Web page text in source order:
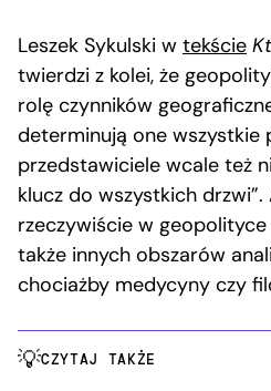
Leszek Sykulski w tekście
twierdzi z kolei, że
rolę czynników
determinują one wszystkie
przedstawiciele wcale też
klucz do wszystkich
rzeczywiście w
także innych obszarów
chociażby medycyny czy
CZYTAJ TAKŻE